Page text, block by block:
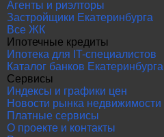
Агенты и риэлторы
Застройщики Екатеринбурга
Все ЖК
Ипотечные кредиты
Ипотека для IT-специалистов
Каталог банков Екатеринбурга
Сервисы
Индексы и графики цен
Новости рынка недвижимости
Платные сервисы
О проекте и контакты